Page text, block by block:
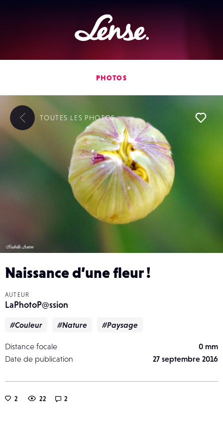
Lense
PHOTOS
Naissance d’une fleur !
AUTEUR
LaPhotoP@ssion
#Couleur #Nature #Paysage
Distance focale
0 mm
Date de publication
27 septembre 2016
2 22 2
TOUTES LES PHOTOS